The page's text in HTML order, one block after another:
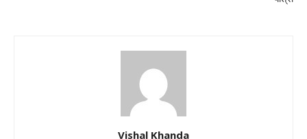
Vishal Khanda